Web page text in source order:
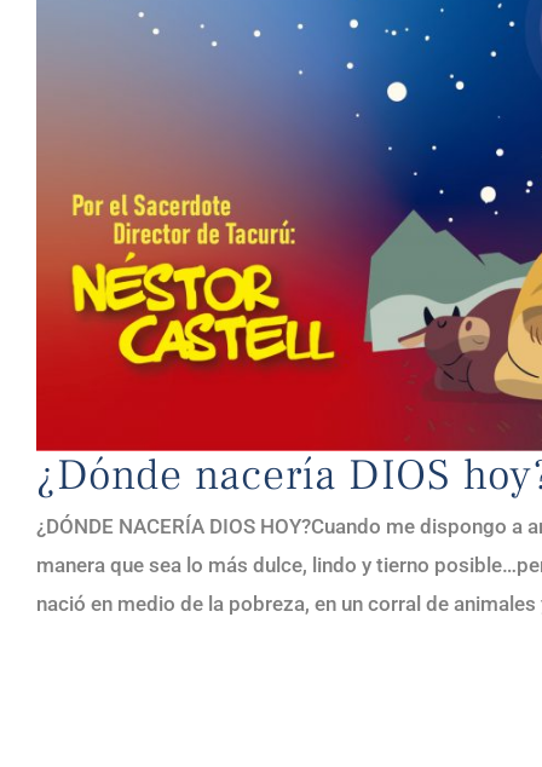
¿Dónde nacería DIOS
¿DÓNDE NACERÍA DIOS HOY?Cuando me dispongo
manera que sea lo más dulce, lindo y tierno
nació en medio de la pobreza, en un corral de animales